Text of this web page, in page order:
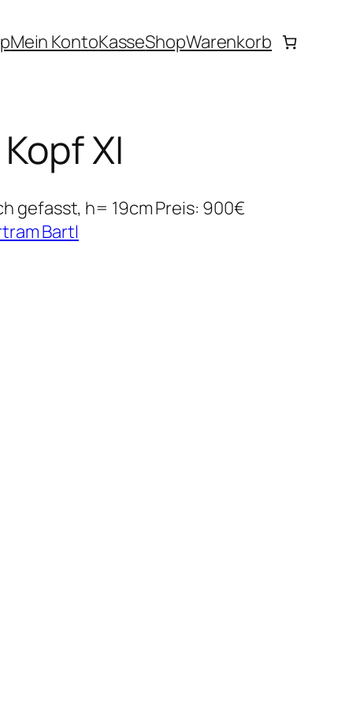
Mein KontoKasseShopWarenkorb
XI
gefasst, h= 19cm Preis: 900€
Bartl